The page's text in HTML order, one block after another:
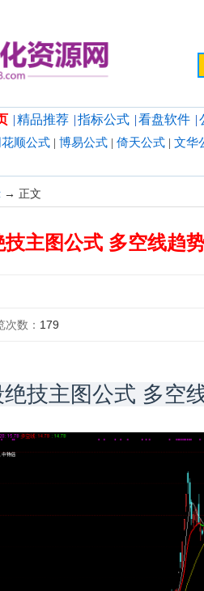
| 精品推荐 | 指标公式 | 看盘软件 |
花顺公式 | 博易公式 | 倚天公式 | 文华
→ 正文
主图公式 多空线趋
次数： 179
技主图公式 多空